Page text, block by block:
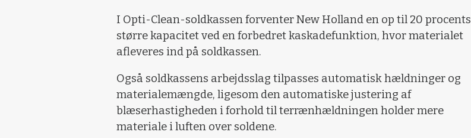
I Opti-Clean-soldkassen forventer New Holland en op til 20 procents
større kapacitet ved en forbedret kaskadefunktion, hvor materialet
afleveres ind på soldkassen.
Også soldkassens arbejdsslag tilpasses automatisk hældninger og
materialemængde, ligesom den automatiske justering af
blæserhastigheden i forhold til terrænhældningen holder mere
materiale i luften over soldene.